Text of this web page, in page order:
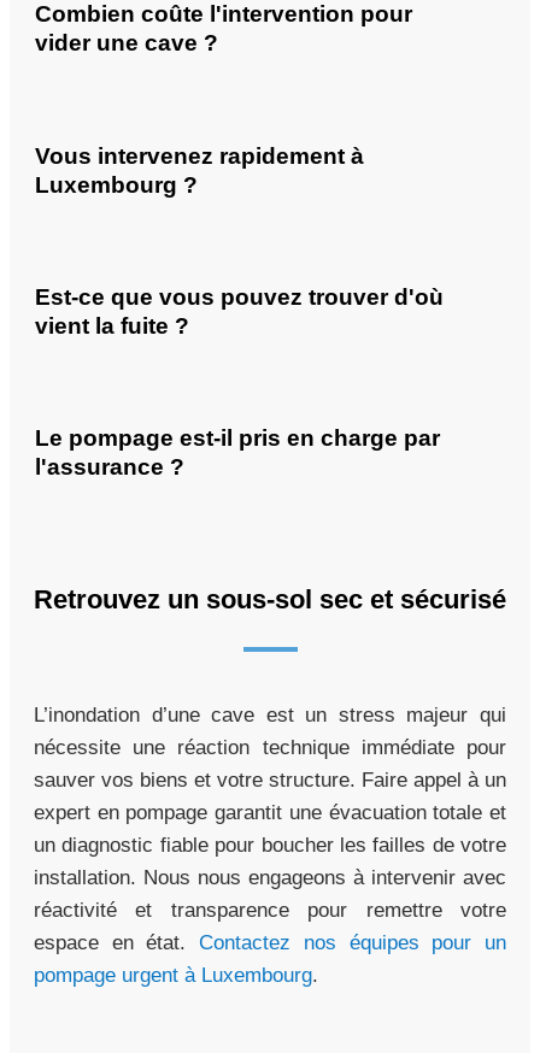
Combien coûte l'intervention pour
vider une cave ?
Vous intervenez rapidement à
Luxembourg ?
Est-ce que vous pouvez trouver d'où
vient la fuite ?
Le pompage est-il pris en charge par
l'assurance ?
Retrouvez un sous-sol sec et sécurisé
L’inondation d’une cave est un stress majeur qui
nécessite une réaction technique immédiate pour
sauver vos biens et votre structure. Faire appel à un
expert en pompage garantit une évacuation totale et
un diagnostic fiable pour boucher les failles de votre
installation. Nous nous engageons à intervenir avec
réactivité et transparence pour remettre votre
espace en état.Contactez nos équipes pour un
pompage urgent à Luxembourg.